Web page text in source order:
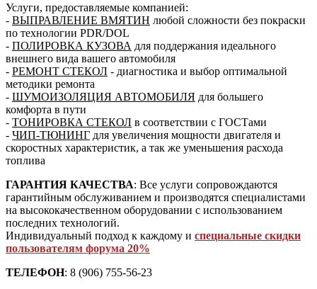
Услуги, предоставляемые компанией:
- ВЫПРАВЛЕНИЕ ВМЯТИН любой сложности без покраски
по технологии PDR/DOL
- ПОЛИРОВКА КУЗОВА для поддержания идеального
внешнего вида вашего автомобиля
- РЕМОНТ СТЕКОЛ - диагностика и выбор оптимальной
методики ремонта
- ШУМОИЗОЛЯЦИЯ АВТОМОБИЛЯ для большего
комфорта в пути
- ТОНИРОВКА СТЕКОЛ в соответствии с ГОСТами
- ЧИП-ТЮНИНГ для увеличения мощности двигателя и
скоростных характеристик, а так же уменьшения расхода
топлива
ГАРАНТИЯ КАЧЕСТВА: Все услуги сопровождаются
гарантийным обслуживанием и производятся специалистами
на высококачественном оборудовании с использованием
последних технологий.
Индивидуальный подход к каждому и специальные скидки
пользователям форума 20%
ТЕЛЕФОН: 8 (906) 755-56-23